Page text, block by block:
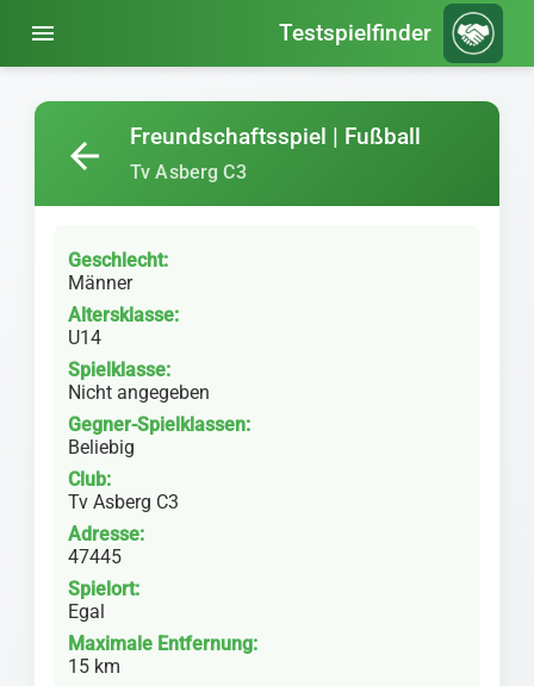
menu Testspielfinder
Freundschaftsspiel | Fußball
Tv Asberg C3
arrow_back
Geschlecht:
Männer
Altersklasse:
U14
Spielklasse:
Nicht angegeben
Gegner-Spielklassen:
Beliebig
Club:
Tv Asberg C3
Adresse:
47445
Spielort:
Egal
Maximale Entfernung:
15 km